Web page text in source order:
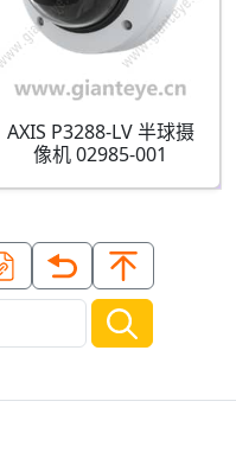
AXIS P3288-LV 半球摄
像机 02985-001